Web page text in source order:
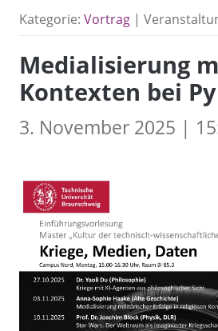
Kategorie: Vortrag |
Medialisierung
Kontexten bei
3. November 2025 |